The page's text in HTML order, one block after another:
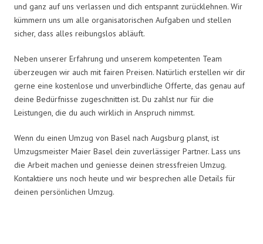
und ganz auf uns verlassen und dich entspannt zurücklehnen. Wir
kümmern uns um alle organisatorischen Aufgaben und stellen
sicher, dass alles reibungslos abläuft.
Neben unserer Erfahrung und unserem kompetenten Team
überzeugen wir auch mit fairen Preisen. Natürlich erstellen wir dir
gerne eine kostenlose und unverbindliche Offerte, das genau auf
deine Bedürfnisse zugeschnitten ist. Du zahlst nur für die
Leistungen, die du auch wirklich in Anspruch nimmst.
Wenn du einen Umzug von Basel nach Augsburg planst, ist
Umzugsmeister Maier Basel dein zuverlässiger Partner. Lass uns
die Arbeit machen und geniesse deinen stressfreien Umzug.
Kontaktiere uns noch heute und wir besprechen alle Details für
deinen persönlichen Umzug.